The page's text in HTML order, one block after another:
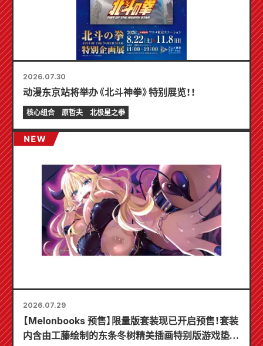
2026.07.30
动漫东京站将举办《北斗神拳》特别展览！！
核心组合 原哲夫 北极星之拳
2026.07.29
【Melonbooks 预售】限量版套装现已开启预售！套装
内含由工藤绘制的东条冬树精美插画特别版游戏垫！